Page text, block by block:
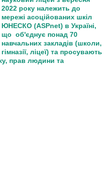
2022 року належить до
мережі асоційованих шкіл
ЮНЕСКО (ASPnet) в Україні,
що об'єднує понад 70
навчальних закладів (школи,
гімназії, ліцеї) та просувають
прав людини та